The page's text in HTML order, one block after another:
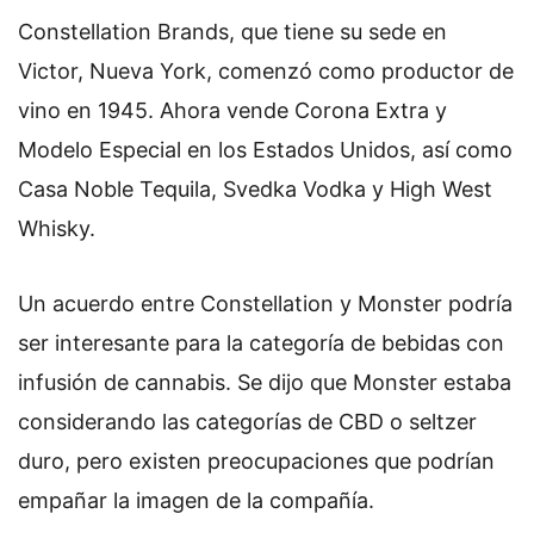
Constellation Brands, que tiene su sede en
Victor, Nueva York, comenzó como productor de
vino en 1945. Ahora vende Corona Extra y
Modelo Especial en los Estados Unidos, así como
Casa Noble Tequila, Svedka Vodka y High West
Whisky.
Un acuerdo entre Constellation y Monster podría
ser interesante para la categoría de bebidas con
infusión de cannabis. Se dijo que Monster estaba
considerando las categorías de CBD o seltzer
duro, pero existen preocupaciones que podrían
empañar la imagen de la compañía.